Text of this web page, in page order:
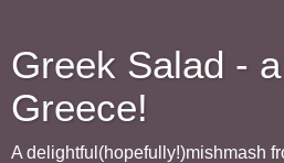
Greek Salad -
Greece!
A delightful(hopefully!)mishmash